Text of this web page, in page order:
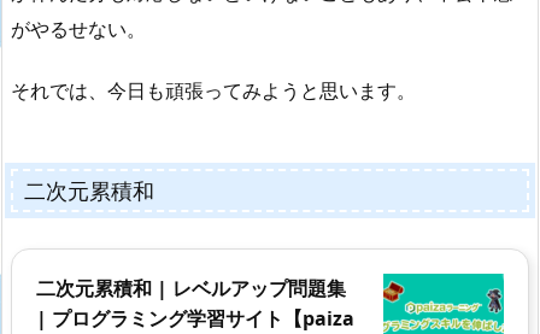
がやるせない。
それでは、今日も頑張ってみようと思います。
二次元累積和
二次元累積和 | レベルアップ問題集
| プログラミング学習サイト【paiza